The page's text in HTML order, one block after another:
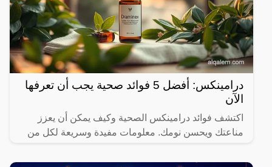
درامينكس: أفضل 5 فوائد صحية يجب أن تعرفها
الآن
اكتشف فوائد درامينكس الصحية وكيف يمكن أن يعزز
مناعتك ويحسن نومك. معلومات مفيدة وسريعة لكل من